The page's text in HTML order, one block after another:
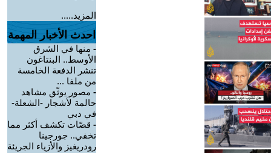
المزيد.....
احدث الأخبار المهمة
- منها في الشرق
الأوسط.. البنتاغون
تنشر الدفعة الخامسة
من ملفا ...
- مصور يوثّق مشاهد
حالمة لأشجار -الشعلة-
في دبي
- قصّات تكشف أكثر مما
تخفي.. جورجينا
رودريغيز والأزياء الجريئة